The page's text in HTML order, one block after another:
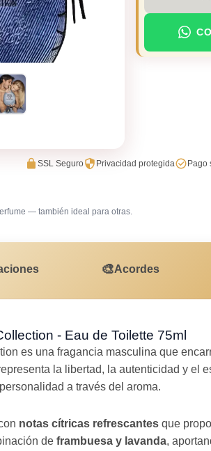
SSL Seguro Privacidad protegida Pago
— también ideal para otras.
Trabajo en oficina
🎨Acordes
- Eau de Toilette 75ml
es una fragancia masculina que
la libertad, la autenticidad y el
a través del aroma.
notas cítricas refrescantes que
de frambuesa y lavanda,